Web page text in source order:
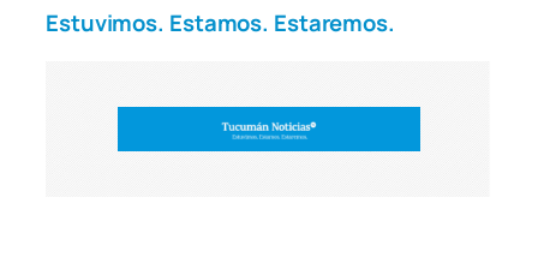
Estuvimos. Estamos. Estaremos.